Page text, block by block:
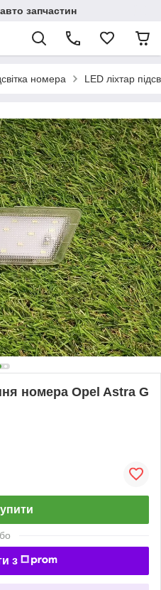
запчастин
номера LED ліхтар
номера Opel Astra G
з